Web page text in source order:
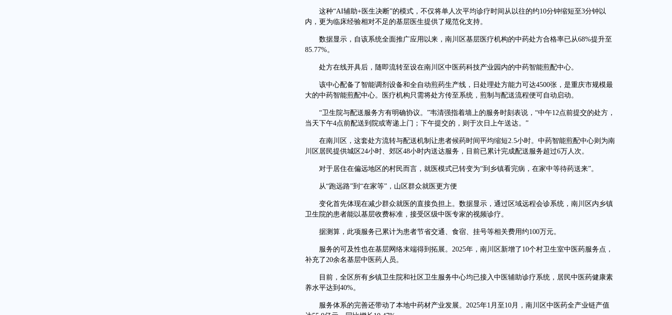
这种“AI辅助+医生决断”的模式，不仅将单人次平均诊疗时间从以往的约10分钟缩短至3分钟以
内，更为临床经验相对不足的基层医生提供了规范化支持。
数据显示，自该系统全面推广应用以来，南川区基层医疗机构的中药处方合格率已从68%提升至
85.77%。
处方在线开具后，随即流转至设在南川区中医药科技产业园内的中药智能煎配中心。
该中心配备了智能调剂设备和全自动煎药生产线，日处理处方能力可达4500张，是重庆市规模最
大的中药智能煎配中心。医疗机构只需将处方传至系统，煎制与配送流程便可自动启动。
“卫生院与配送服务方有明确协议。”韦清强指着墙上的服务时刻表说，“中午12点前提交的处方，
当天下午4点前配送到院或寄递上门；下午提交的，则于次日上午送达。”
在南川区，这套处方流转与配送机制让患者候药时间平均缩短2.5小时。中药智能煎配中心则为南
川区居民提供城区24小时、郊区48小时内送达服务，目前已累计完成配送服务超过6万人次。
对于居住在偏远地区的村民而言，就医模式已转变为“到乡镇看完病，在家中等待药送来”。
从“跑远路”到“在家等”，山区群众就医更方便
变化首先体现在减少群众就医的直接负担上。数据显示，通过区域远程会诊系统，南川区内乡镇
卫生院的患者能以基层收费标准，接受区级中医专家的视频诊疗。
据测算，此项服务已累计为患者节省交通、食宿、挂号等相关费用约100万元。
服务的可及性也在基层网络末端得到拓展。2025年，南川区新增了10个村卫生室中医药服务点，
补充了20余名基层中医药人员。
目前，全区所有乡镇卫生院和社区卫生服务中心均已接入中医辅助诊疗系统，居民中医药健康素
养水平达到40%。
服务体系的完善还带动了本地中药材产业发展。2025年1月至10月，南川区中医药全产业链产值